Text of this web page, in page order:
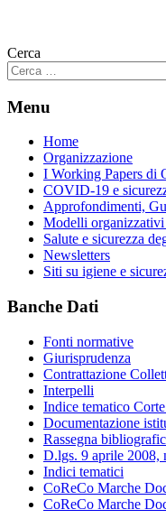
Cerca
Menu
Home
Organizzazione
I Working Papers di
COVID-19 e
Approfondimenti,
Modelli organizzativi
Salute e sicurezza
Newsletters
Siti su igiene e
Banche Dati
Fonti normative
Giurisprudenza
Contrattazione
Interpelli
Indice tematico
Documentazione
Rassegna
D.lgs. 9 aprile 2008,
Indici tematici
CoReCo Marche
CoReCo Marche